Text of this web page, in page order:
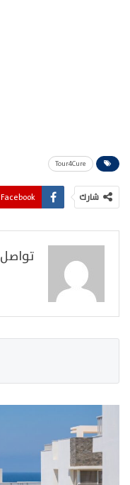
Tour4Cure
شارك Facebook
تواصل 24